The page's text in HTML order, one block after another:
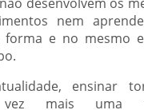
nem
forma e no mesmo
ensinar
mais uma